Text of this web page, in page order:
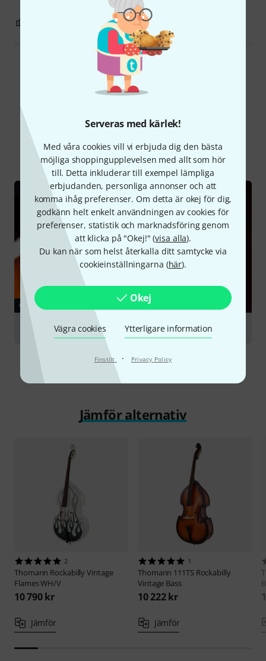
Serveras med kärlek!
Med våra cookies vill vi erbjuda dig den bästa
möjliga shoppingupplevelsen med allt som hör
till. Detta inkluderar till exempel lämpliga
erbjudanden, personliga annonser och att
komma ihåg preferenser. Om detta är okej för dig,
godkänn helt enkelt användningen av cookies för
preferenser, statistik och marknadsföring genom
att klicka på "Okej!" (visa alla).
Du kan när som helst återkalla ditt samtycke via
cookieinställningarna (här).
Okej
Vägra cookies Ytterligare information
Finstilt · Privacy Policy
ANMÄL RECENSION
Läs alla recensioner
Visste du?
Alla Onlineguide
GUIDE
Double Basses
Jämför alternativ
2
Thomann Rockabilly Vintage
Flames WH/V
10 790 kr
Jämför
1
Thomann 111TS Rockabilly
Vintage Bass
10 222 kr
Jämför